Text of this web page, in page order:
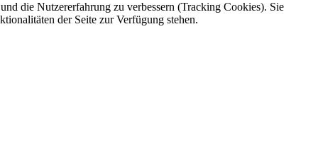
die Nutzererfahrung zu verbessern (Tracking Cookies). Sie
der Seite zur Verfügung stehen.